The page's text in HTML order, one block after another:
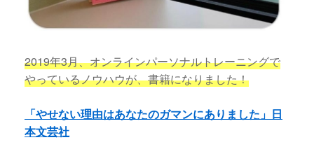
2019年3月、オンラインパーソナルトレーニングで
やっているノウハウが、書籍になりました！
「やせない理由はあなたのガマンにありました」日
本文芸社